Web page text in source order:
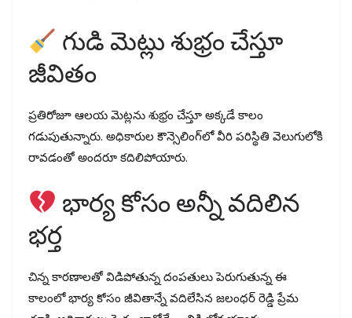
గుడి మెట్లు శుభ్రం చేస్తూ
జీవితం
ప్రతిరోజూ ఆలయ మెట్లను శుభ్రం చేస్తూ అక్కడే కాలం
గడుపుతున్నారు. అధికారుల కౌన్సెలింగ్‌లో వీరి పరిస్థితి వెలుగులోకి
రావడంతో అందరూ కదిలిపోయారు.
భార్య కోసం అన్నీ వదిలిన
భర్త
చిన్న కారణాలతో విడిపోతున్న దంపతులు పెరుగుతున్న ఈ
కాలంలో భార్య కోసం జీవితాన్నే వదిలేసిన జలంధర్ రెడ్డి ప్రేమ